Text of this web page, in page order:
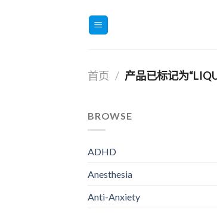
首页 / 产品已标记为
BROWSE
ADHD
Anesthesia
Anti-Anxiety